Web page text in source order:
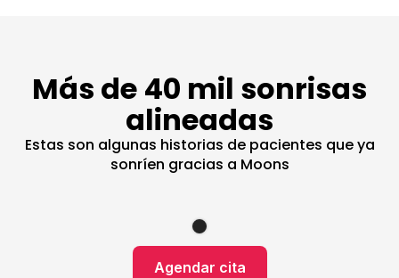
Más de 40 mil sonrisas
alineadas
Estas son algunas historias de pacientes que ya
sonríen gracias a Moons
Agendar cita